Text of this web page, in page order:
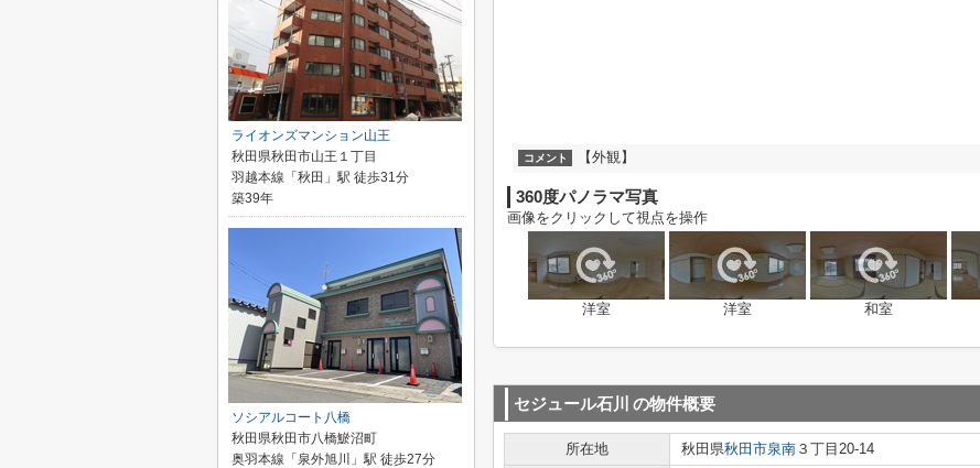
コメント 【外観】
360度パノラマ写真
画像をクリックして視点を操作
洋室 洋室 和室
セジュール石川 の物件概要
所在地 秋田県秋田市泉南 ３丁目20-14
ライオンズマンション山王
秋田県秋田市山王１丁目
羽越本線「秋田」駅 徒歩31分
築39年
ソシアルコート八橋
秋田県秋田市八橋鯲沼町
奥羽本線「泉外旭川」駅 徒歩27分